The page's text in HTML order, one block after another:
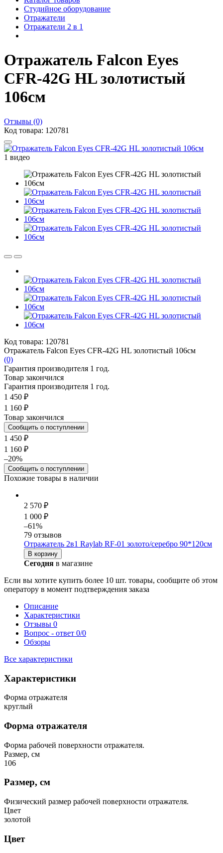
Студийное оборудование
Отражатели
Отражатели 2 в 1
Отражатель Falcon Eyes
CFR-42G HL золотистый
106см
Отзывы (0)
Код товара: 120781
1 видео
Код товара: 120781
Отражатель Falcon Eyes CFR-42G HL золотистый 106см
(0)
Гарантия производителя 1 год.
Товар закончился
Гарантия производителя 1 год.
1 450 ₽
1 160 ₽
Товар закончился
Сообщить о поступлении
1 450 ₽
1 160 ₽
–20%
Сообщить о поступлении
Похожие товары в наличии
2 570 ₽
1 000 ₽
–61%
79 отзывов
Отражатель 2в1 Raylab RF-01 золото/серебро 90*120см
В корзину
Сегодня в магазине
Если вы хотите купить более 10 шт. товары, сообщите об этом
оператору в момент подтверждения заказа
Описание
Характеристики
Отзывы 0
Вопрос - ответ 0/0
Обзоры
Все характеристики
Характеристики
Форма отражателя
круглый
Форма отражателя
Форма рабочей поверхности отражателя.
Размер, см
106
Размер, см
Физический размер рабочей поверхности отражателя.
Цвет
золотой
Цвет